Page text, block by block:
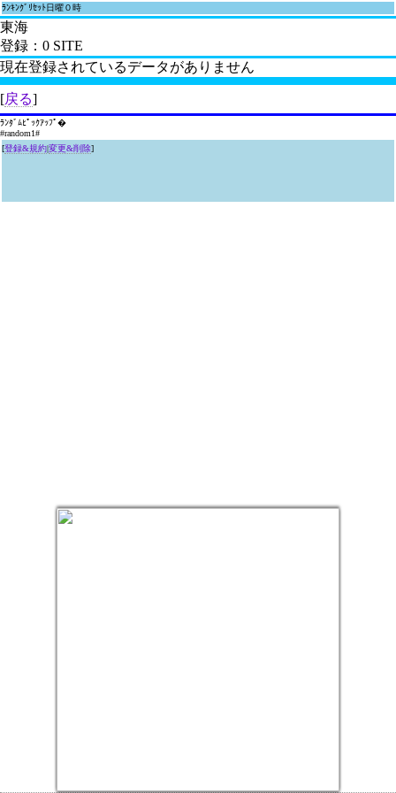
ﾗﾝｷﾝｸﾞﾘｾｯﾄ日曜０時
東海
登録：0 SITE
現在登録されているデータがありません
[戻る]
ﾗﾝﾀﾞﾑﾋﾟｯｸｱｯﾌﾟ�
#random1#
[登録&規約|変更&削除]